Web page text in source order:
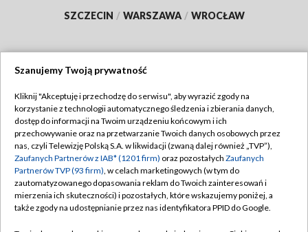
SZCZECIN / WARSZAWA / WROCŁAW
TVP
Abonament TVP
Emisja w TVP
Centrum informacji TVP
Naziemna Telewizja Cyfrowa
Regulamin TVP
Polityka prywatności
Moje zgody
Pomoc
Szanujemy Twoją prywatność
Kliknij "Akceptuję i przechodzę do serwisu", aby wyrazić zgody na
korzystanie z technologii automatycznego śledzenia i zbierania danych,
dostęp do informacji na Twoim urządzeniu końcowym i ich
przechowywanie oraz na przetwarzanie Twoich danych osobowych przez
nas, czyli Telewizję Polską S.A. w likwidacji (zwaną dalej również „TVP”),
Zaufanych Partnerów z IAB* (1201 firm) oraz pozostałych Zaufanych
Partnerów TVP (93 firm), w celach marketingowych (w tym do
zautomatyzowanego dopasowania reklam do Twoich zainteresowań i
mierzenia ich skuteczności) i pozostałych, które wskazujemy poniżej, a
także zgody na udostępnianie przez nas identyfikatora PPID do Google.